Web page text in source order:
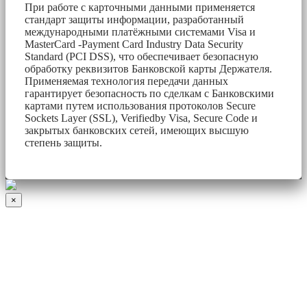
При работе с карточными данными применяется
стандарт защиты информации, разработанный
международными платёжными системами Visa и
MasterCard -Payment Card Industry Data Security
Standard (PCI DSS), что обеспечивает безопасную
обработку реквизитов Банковской карты Держателя.
Применяемая технология передачи данных
гарантирует безопасность по сделкам с Банковскими
картами путем использования протоколов Secure
Sockets Layer (SSL), Verifiedby Visa, Secure Code и
закрытых банковских сетей, имеющих высшую
степень защиты.
×